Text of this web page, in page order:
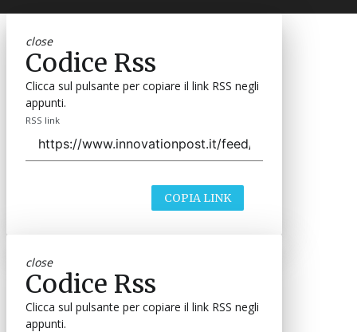
close
Codice Rss
Clicca sul pulsante per copiare il link RSS negli
appunti.
RSS link
COPIA LINK
close
Codice Rss
Clicca sul pulsante per copiare il link RSS negli
appunti.